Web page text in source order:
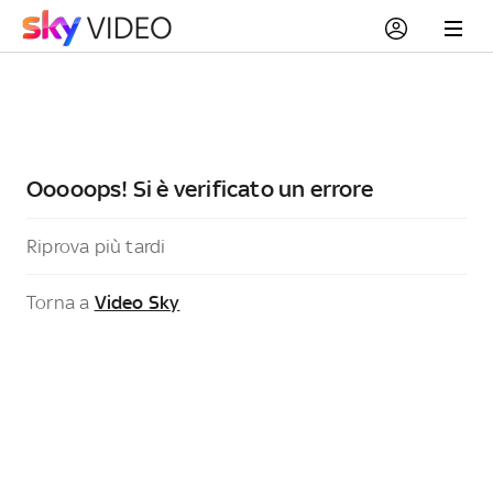
Ooooops! Si è verificato un errore
Riprova più tardi
Torna a Video Sky